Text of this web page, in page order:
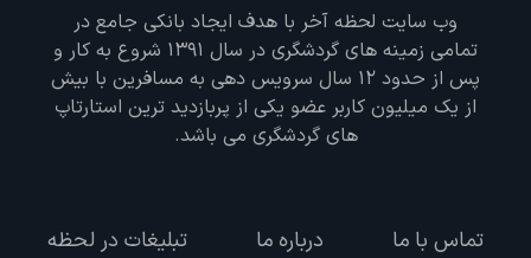
وب سایت لحظه آخر با هدف ایجاد بانکی جامع در
تمامی زمینه های گردشگری در سال 1391 شروع به کار و
پس از حدود 12 سال سرویس دهی به مسافرین با بیش
از یک میلیون کاربر عضو یکی از پربازدید ترین استارتاپ
های گردشگری می باشد.
تماس با ما درباره ما تبلیغات در لحظه